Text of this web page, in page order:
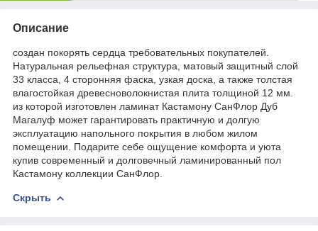
Описание
создан покорять сердца требовательных покупателей.
Натуральная рельефная структура, матовый защитный слой
33 класса, 4 сторонняя фаска, узкая доска, а также толстая
влагостойкая древесноволокнистая плита толщиной 12 мм.
из которой изготовлен ламинат Кастамону СанФлор Дуб
Магалуф может гарантировать практичную и долгую
эксплуатацию напольного покрытия в любом жилом
помещении. Подарите себе ощущение комфорта и уюта
купив современный и долговечный ламинированный пол
Кастамону коллекции СанФлор.
Скрыть